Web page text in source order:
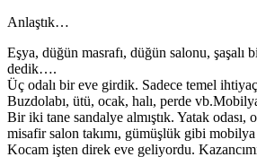
Anlaştık…
Eşya, düğün masrafı, düğün salonu, şaşalı
dedik….
Üç odalı bir eve girdik. Sadece temel
Buzdolabı, ütü, ocak, halı, perde
Bir iki tane sandalye almıştık. Yatak odası,
misafir salon takımı, gümüşlük gibi
Kocam işten direk eve geliyordu.